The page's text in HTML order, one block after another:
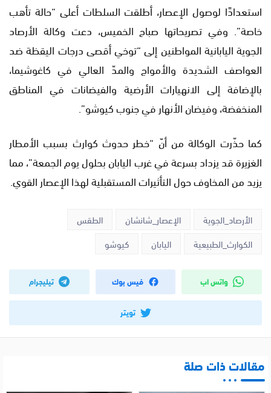
استعدادًا لوصول الإعصار، أطلقت السلطات أعلى “حالة تأهب
خاصة”. وفي تصريحاتها صباح الخميس، دعت وكالة الأرصاد
الجوية اليابانية المواطنين إلى “توخي أقصى درجات اليقظة ضد
العواصف الشديدة والأمواج والمدّ العالي في كاغوشيما،
بالإضافة إلى الانهيارات الأرضية والفيضانات في المناطق
المنخفضة، وفيضان الأنهار في جنوب كيوشو”.
كما حذّرت الوكالة من أنّ “خطر حدوث كوارث بسبب الأمطار
الغزيرة قد يزداد بسرعة في غرب اليابان بحلول يوم الجمعة”، مما
يزيد من المخاوف حول التأثيرات المستقبلية لهذا الإعصار القوي.
الأرصاد_الجوية الإعصار_شانشان
الطقس
الكوارث_الطبيعية
اليابان كيوشو
واتس اب فيس بوك تيليجرام
تويتر
مقالات ذات صلة